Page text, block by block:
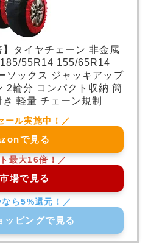
】タイヤチェーン 非金属
55R14 155/65R14
ソックス ジャッキアップ
2輪分 コンパクト収納 簡
軽量 チェーン規制
で見る
場で見る
ッピングで見る